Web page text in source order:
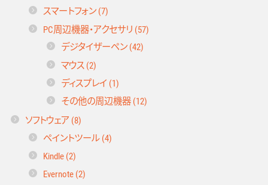
スマートフォン (7)
PC周辺機器・アクセサリ (57)
デジタイザーペン (42)
マウス (2)
ディスプレイ (1)
その他の周辺機器 (12)
ソフトウェア (8)
ペイントツール (4)
Kindle (2)
Evernote (2)